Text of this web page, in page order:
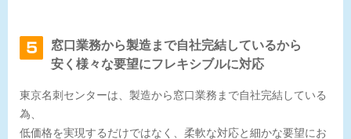
窓口業務から製造まで自社完結しているから
安く様々な要望にフレキシブルに対応
東京名刺センターは、製造から窓口業務まで自社完結している
為、
低価格を実現するだけではなく、柔軟な対応と細かな要望にお